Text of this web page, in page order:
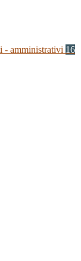
- amministrativi 16